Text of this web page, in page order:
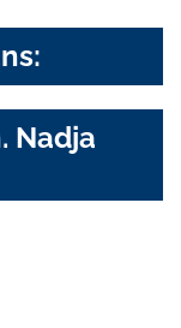
Nadja